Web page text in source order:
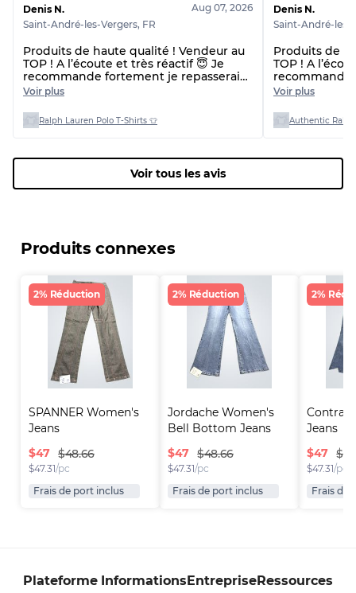
Denis N.
Saint-André-les-Vergers, FR
Aug 07, 2026
Produits de haute qualité ! Vendeur au
TOP ! A l’écoute et très réactif 😇 Je
recommande fortement je repasserai
commande 🙌🏼😇 Et délai de livraison
plus rapide que prévu !! 👌
Voir plus
Ralph Lauren Polo T-Shirts 👕
Denis N.
Saint-André-les-
Produits de
TOP ! A
recommande
commande
plus rapide
beaucoup 🙏
Voir plus
Authentic
Voir tous les avis
Produits connexes
2% Réduction
SPANNER Women's
Jeans
$47 $48.66
$47.31/pc
Frais de port inclus
2% Réduction
Jordache Women's
Bell Bottom Jeans
$47 $48.66
$47.31/pc
Frais de port inclus
2%
Jeans
$47
$47.31/pc
Frais de
Plateforme Informations Entreprise Ressources